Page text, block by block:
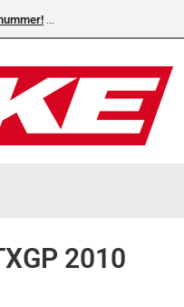
2010